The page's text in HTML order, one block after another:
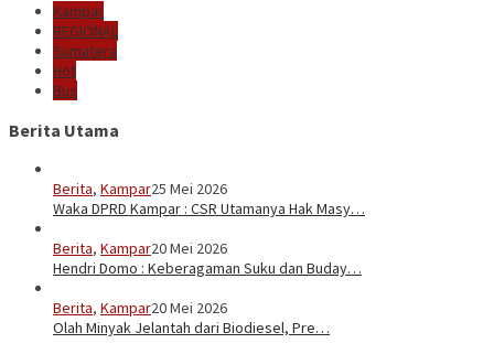
Kampar
REGIONAL
Sumatera
Hot
Bus
Berita Utama
Berita, Kampar25 Mei 2026
Waka DPRD Kampar : CSR Utamanya Hak Masy…
Berita, Kampar20 Mei 2026
Hendri Domo : Keberagaman Suku dan Buday…
Berita, Kampar20 Mei 2026
Olah Minyak Jelantah dari Biodiesel, Pre…